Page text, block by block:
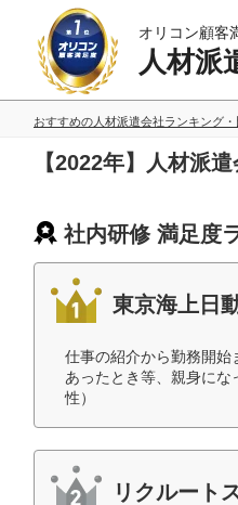
オリコン顧客
人材派
おすすめの人材派遣会社ランキング・
【2022年】人材派
社内研修 満足度
東京海上日
仕事の紹介から勤務開
あったとき等、親身に
性）
リクルート